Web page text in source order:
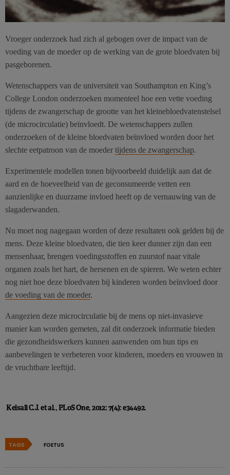
Vroeger onderzoek had zich al gebogen over de impact van de
voeding van de moeder op de werking van de grote bloedvaten bij
pasgeborenen.
Wetenschappers van de universiteit van Southampton en King’s
College London onderzoeken momenteel hoe een vette voeding
tijdens de zwangerschap de grootte van het kleinebloedvatenstelsel
(de microcirculatie) beïnvloedt. De wetenschappers zullen
onderzoeken of de kleine bloedvaten beïnvloed worden door het
slechte eetpatroon van de moeder tijdens de zwangerschap.
Experimentele modellen tonen bijvoorbeeld duidelijk aan dat de
aard en de hoeveelheid van de geconsumeerde vetten een
aanzienlijke en duurzame invloed heeft op de vernauwing van de
slagaderwanden.
Nu moet nog nagegaan worden of deze resultaten ook gelden bij de
mens. Deze kleine bloedvaten, die tien keer dunner zijn dan een
mensenhaar, brengen voedingsstoffen en zuurstof naar vitale
organen zoals het hart, de hersenen en de spieren. We weten echter
nog niet hoe deze bloedvaten bij kinderen worden beïnvloed door
de voeding van de moeder.
Aangezien deze microcirculatie bij de mens op niet-invasieve
manier kan worden gemeten, zal dit onderzoek informatie bieden
die gezondheidswerkers kunnen aanwenden om hun tips en
aanbevelingen te verbeteren voor kinderen, moeders en vrouwen in
de vruchtbare leeftijd.
Kelsall C.J. et al., PLoS One, 2012; 7(4): e34492.
TAGS FOETUS